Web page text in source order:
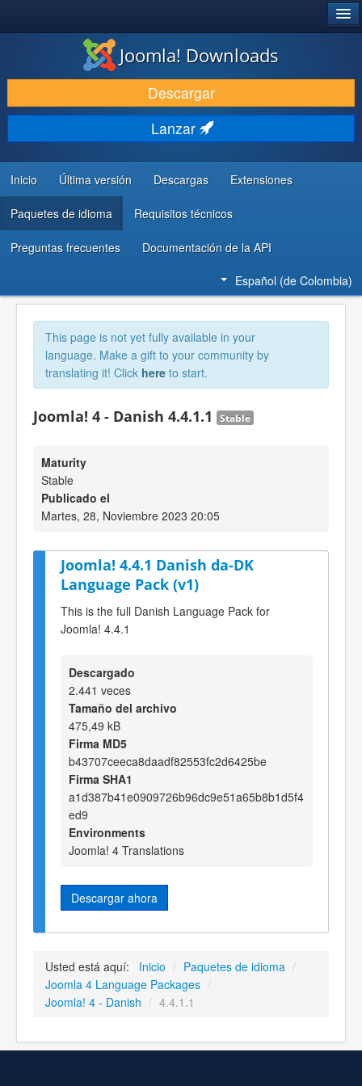
DESCARGAR
DESCUBRE Y APRENDE
COMUNIDAD Y AYUDA
RECURSOS PARA DESARROLLADORES
Joomla! Downloads
Descargar
Lanzar
Inicio Última versión Descargas Extensiones
Paquetes de idioma Requisitos técnicos
Preguntas frecuentes Documentación de la API
Español (de Colombia)
This page is not yet fully available in your
language. Make a gift to your community by
translating it! Click here to start.
Joomla! 4 - Danish 4.4.1.1 Stable
Maturity
Stable
Publicado el
Martes, 28, Noviembre 2023 20:05
Joomla! 4.4.1 Danish da-DK
Language Pack (v1)
This is the full Danish Language Pack for
Joomla! 4.4.1
Descargado
2.441 veces
Tamaño del archivo
475,49 kB
Firma MD5
b43707ceeca8daadf82553fc2d6425be
Firma SHA1
a1d387b41e0909726b96dc9e51a65b8b1d5f4
ed9
Environments
Joomla! 4 Translations
Descargar ahora
Usted está aquí: Inicio / Paquetes de idioma /
Joomla 4 Language Packages /
Joomla! 4 - Danish / 4.4.1.1